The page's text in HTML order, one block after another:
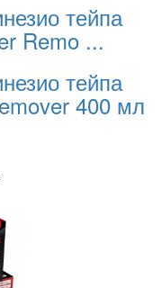
тейпа
Remo ...
тейпа
400 мл